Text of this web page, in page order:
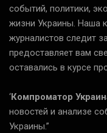
событий, политики,
жизни Украины. Наша
журналистов следит
предоставляет вам
оставались в курсе
‘Компроматор
новостей и анализе
Украины.”